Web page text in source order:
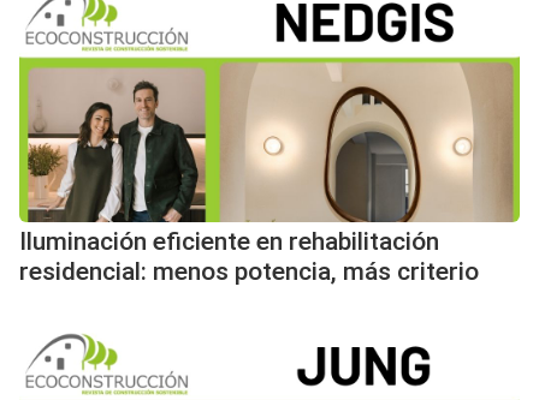
Iluminación eficiente en rehabilitación
residencial: menos potencia, más criterio